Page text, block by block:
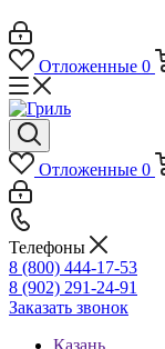
Отложенные 0
Отложенные 0
Телефоны
8 (800) 444-17-53
8 (902) 291-24-91
Заказать звонок
Казань